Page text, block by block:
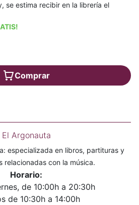
se estima recibir en la librería el
Comprar
El Argonauta
especializada en libros, partituras y
relacionadas con la música.
Horario:
de 10:00h a 20:30h
de 10:30h a 14:00h